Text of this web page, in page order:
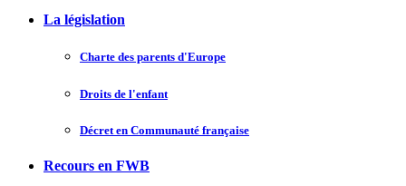
La législation
Charte des parents d'Europe
Droits de l'enfant
Décret en Communauté française
Recours en FWB